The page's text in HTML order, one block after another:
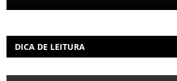
DICA DE LEITURA